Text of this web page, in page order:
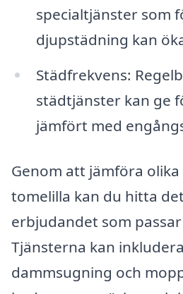
specialtjänster som
djupstädning kan
Städfrekvens:
städtjänster kan ge
jämfört med
Genom att jämföra
tomelilla kan du hitta
erbjudandet som
Tjänsterna kan
dammsugning och